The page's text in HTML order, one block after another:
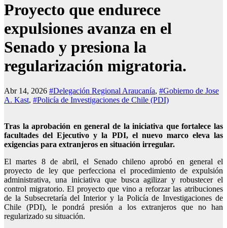
Proyecto que endurece
expulsiones avanza en el
Senado y presiona la
regularización migratoria.
Abr 14, 2026 #Delegación Regional Araucanía, #Gobierno de Jose
A. Kast, #Policía de Investigaciones de Chile (PDI)
Tras la aprobación en general de la iniciativa que fortalece las
facultades del Ejecutivo y la PDI, el nuevo marco eleva las
exigencias para extranjeros en situación irregular.
El martes 8 de abril, el Senado chileno aprobó en general el
proyecto de ley que perfecciona el procedimiento de expulsión
administrativa, una iniciativa que busca agilizar y robustecer el
control migratorio. El proyecto que vino a reforzar las atribuciones
de la Subsecretaría del Interior y la Policía de Investigaciones de
Chile (PDI), le pondrá presión a los extranjeros que no han
regularizado su situación.